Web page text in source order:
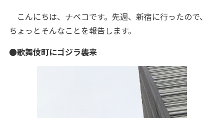
こんにちは、ナベコです。先週、新宿に行ったので、
ちょっとそんなことを報告します。
●歌舞伎町にゴジラ襲来